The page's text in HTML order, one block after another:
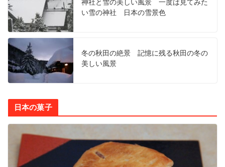
神社と雪の美しい風景 一度は見てみた
い雪の神社 日本の雪景色
冬の秋田の絶景 記憶に残る秋田の冬の
美しい風景
日本の菓子